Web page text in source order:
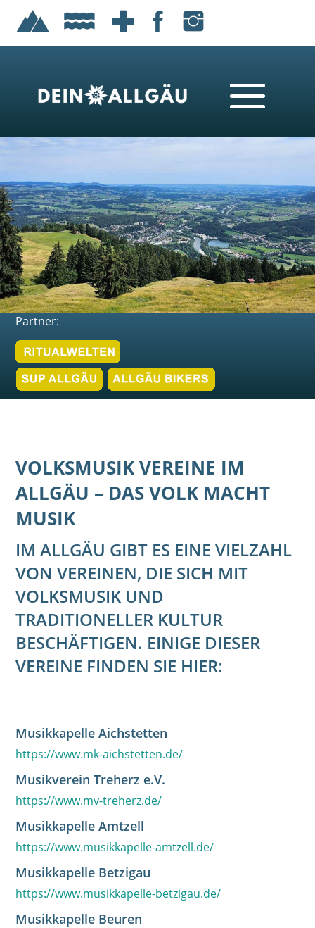
Partner:
VOLKSMUSIK VEREINE IM
ALLGÄU – DAS VOLK MACHT
MUSIK
IM ALLGÄU GIBT ES EINE VIELZAHL
VON VEREINEN, DIE SICH MIT
VOLKSMUSIK UND
TRADITIONELLER KULTUR
BESCHÄFTIGEN. EINIGE DIESER
VEREINE FINDEN SIE HIER:
Musikkapelle Aichstetten
https://www.mk-aichstetten.de/
Musikverein Treherz e.V.
https://www.mv-treherz.de/
Musikkapelle Amtzell
https://www.musikkapelle-amtzell.de/
Musikkapelle Betzigau
https://www.musikkapelle-betzigau.de/
Musikkapelle Beuren